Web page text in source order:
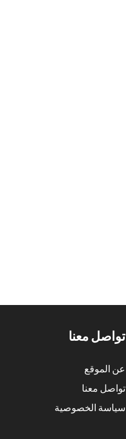
تواصل معنا
عن الموقع
تواصل معنا
سياسة الخصوصية